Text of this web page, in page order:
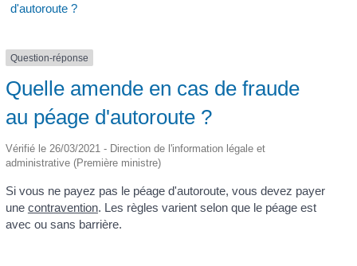
d'autoroute ?
Question-réponse
Quelle amende en cas de fraude
au péage d'autoroute ?
Vérifié le 26/03/2021 - Direction de l'information légale et
administrative (Première ministre)
Si vous ne payez pas le péage d'autoroute, vous devez payer
une contravention. Les règles varient selon que le péage est
avec ou sans barrière.